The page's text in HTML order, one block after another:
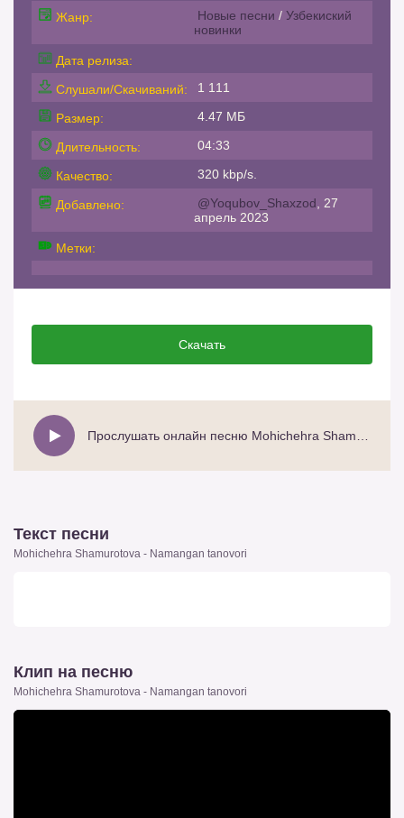
Жанр: Новые песни / Узбекиский
новинки
Дата релиза:
Слушали/Скачиваний:
1 111
Размер: 4.47 МБ
Длительность: 04:33
Качество: 320 kbp/s.
Добавлено: @Yoqubov_Shaxzod , 27
апрель 2023
Метки:
Скачать
Текст песни
Mohichehra Shamurotova - Namangan tanovori
Клип на песню
Mohichehra Shamurotova - Namangan tanovori